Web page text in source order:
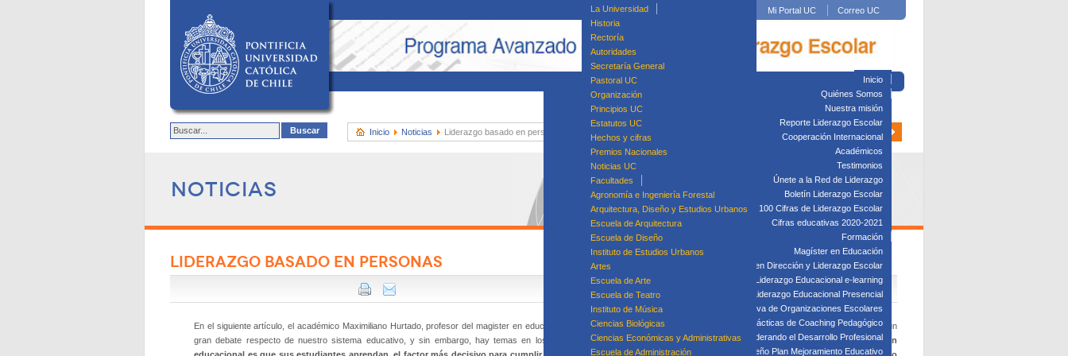
Mi Portal UC Correo UC
La Universidad
Historia
Rectoría
Autoridades
Secretaría General
Pastoral UC
Organización
Principios UC
Estatutos UC
Hechos y cifras
Premios Nacionales
Noticias UC
Facultades
Agronomía e Ingeniería Forestal
Arquitectura, Diseño y Estudios Urbanos
Escuela de Arquitectura
Escuela de Diseño
Instituto de Estudios Urbanos
Artes
Escuela de Arte
Escuela de Teatro
Instituto de Música
Ciencias Biológicas
Ciencias Económicas y Administrativas
Escuela de Administración
Inicio
Quiénes Somos
Nuestra misión
Reporte Liderazgo Escolar
Cooperación Internacional
Académicos
Testimonios
Únete a la Red de Liderazgo
Boletín Liderazgo Escolar
100 Cifras de Liderazgo Escolar
Cifras educativas 2020-2021
Formación
Magíster en Educación
Diplomado en Dirección y Liderazgo Escolar
Diplomado en Liderazgo Educacional e-learning
Diplomado en Liderazgo Educacional Presencial
Diplomado en Gestión Directiva de Organizaciones Escolares
Taller: Prácticas de Coaching Pedagógico
Taller: Liderando el Desarrollo Profesional
Taller: Diseño Plan Mejoramiento Educativo
Inicio Noticias Liderazgo basado en personas
Noticias
LIDERAZGO BASADO EN PERSONAS
En el siguiente artículo, el académico Maximiliano Hurtado, profesor del magister en educación mención dirección y liderazgo educacional UC, señala que estamos en medio de un
gran deba­te respecto de nuestro sistema edu­cativo, y sin embargo, hay temas en los que parecen todos estar media­namente de acuerdo:el objetivo de una institución